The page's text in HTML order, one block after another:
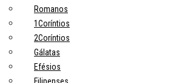
Romanos
1Coríntios
2Coríntios
Gálatas
Efésios